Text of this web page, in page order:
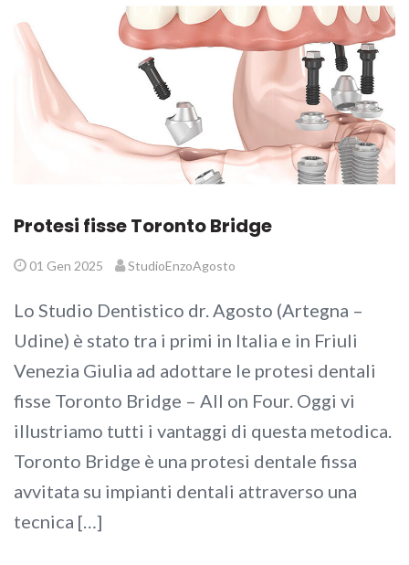
Protesi fisse Toronto Bridge
01 Gen 2025 StudioEnzoAgosto
Lo Studio Dentistico dr. Agosto (Artegna –
Udine) è stato tra i primi in Italia e in Friuli
Venezia Giulia ad adottare le protesi dentali
fisse Toronto Bridge – All on Four. Oggi vi
illustriamo tutti i vantaggi di questa metodica.
Toronto Bridge è una protesi dentale fissa
avvitata su impianti dentali attraverso una
tecnica […]